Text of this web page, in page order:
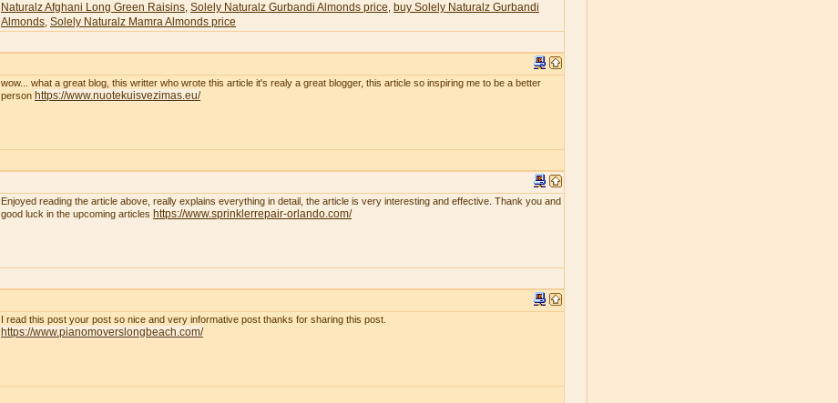
Naturalz Afghani Long Green Raisins Solely Naturalz Gurbandi Almonds price buy Solely Naturalz Gurbandi
Almonds Solely Naturalz Mamra Almonds price
wow... what a great blog, this writter who wrote this article it's realy a great blogger, this article so inspiring me to be a better
person https://www.nuotekuisvezimas.eu/
Enjoyed reading the article above, really explains everything in detail, the article is very interesting and effective. Thank you and
good luck in the upcoming articles https://www.sprinklerrepair-orlando.com/
I read this post your post so nice and very informative post thanks for sharing this post.
https://www.pianomoverslongbeach.com/